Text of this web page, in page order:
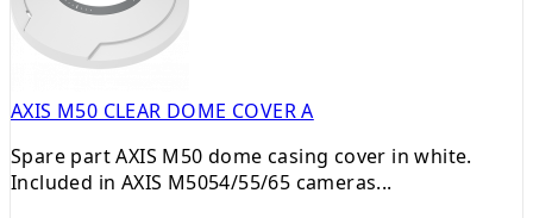
AXIS M50 CLEAR DOME COVER A
Spare part AXIS M50 dome casing cover in white.
Included in AXIS M5054/55/65 cameras...